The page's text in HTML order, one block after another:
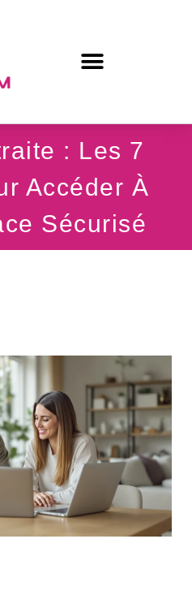
: Les 7
Accéder À
Sécurisé